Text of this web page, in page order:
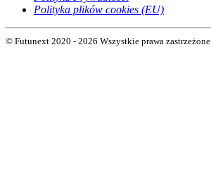
Polityka plików cookies (EU)
© Futunext 2020 - 2026 Wszystkie prawa zastrzeżone